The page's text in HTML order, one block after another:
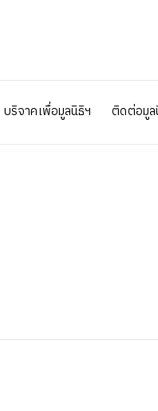
บริจาคเพื่อมูลนิธิฯ ติดต่อมูล